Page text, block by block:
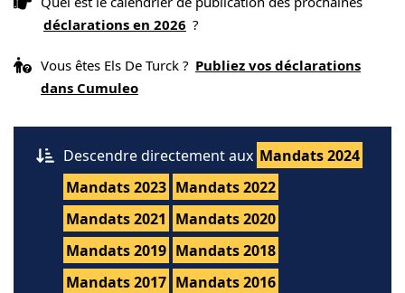
déclarations en 2026 ?
Vous êtes Els De Turck ? Publiez vos déclarations
dans Cumuleo
Descendre directement aux Mandats 2024
Mandats 2023 Mandats 2022
Mandats 2021 Mandats 2020
Mandats 2019 Mandats 2018
Mandats 2017 Mandats 2016